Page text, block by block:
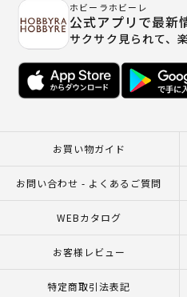
ホビーラホビーレ
公式アプリで最新
サクサク見られて、
お買い物ガイド
お問い合わせ - よくあるご質問
WEBカタログ
お客様レビュー
特定商取引法表記